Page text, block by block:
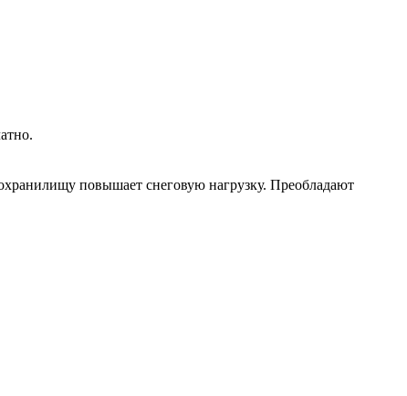
повышает снеговую нагрузку. Преобладают